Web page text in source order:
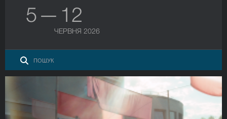
5 — 12
ЧЕРВНЯ 2026